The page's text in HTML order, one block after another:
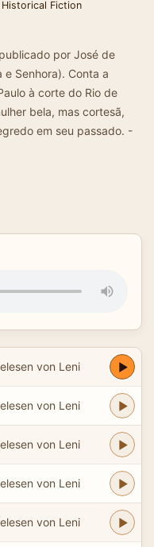
Historical Fiction
por José de
Senhora). Conta a
à corte do Rio de
bela, mas cortesã,
em seu passado. -
von Leni
von Leni
von Leni
von Leni
von Leni